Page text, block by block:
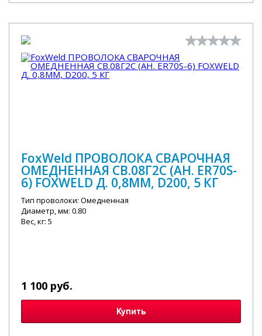
FoxWeld ПРОВОЛОКА СВАРОЧНАЯ
ОМЕДНЕННАЯ СВ.08Г2С (АН. ER70S-
6) FOXWELD Д. 0,8ММ, D200, 5 КГ
Тип проволоки: Омедненная
Диаметр, мм: 0.80
Вес, кг: 5
1 100 руб.
Купить